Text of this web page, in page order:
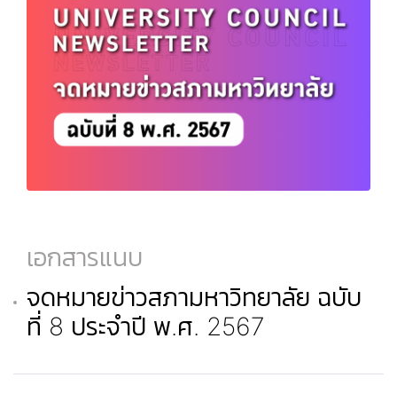
เอกสารแนบ
จดหมายข่าวสภามหาวิทยาลัย ฉบับ
ที่ 8 ประจำปี พ.ศ. 2567